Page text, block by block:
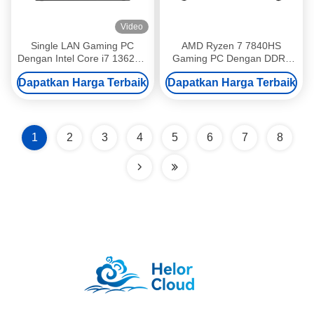
Video
Single LAN Gaming PC
Dengan Intel Core i7 13620H
Dan GTX 1060 4GB Discrete
Graphics
Dapatkan Harga Terbaik
AMD Ryzen 7 7840HS
Gaming PC Dengan DDR5
64GB RAM Dual LAN Dual
Cooling Fan
Dapatkan Harga Terbaik
1 2 3 4 5 6 7 8